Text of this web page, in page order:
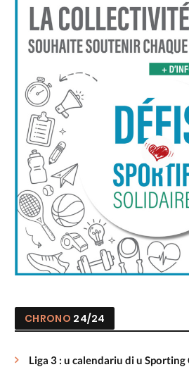
CHRONO 24/24
Liga 3 : u calendariu di u